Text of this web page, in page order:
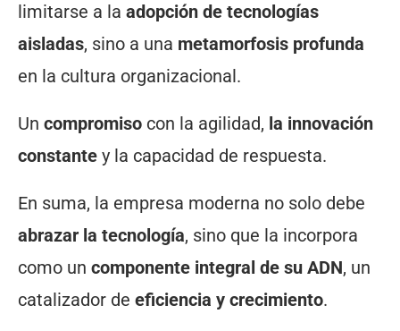
limitarse a la adopción de tecnologías
aisladas, sino a una metamorfosis profunda
en la cultura organizacional.
Un compromiso con la agilidad, la innovación
constante y la capacidad de respuesta.
En suma, la empresa moderna no solo debe
abrazar la tecnología, sino que la incorpora
como un componente integral de su ADN, un
catalizador de eficiencia y crecimiento.